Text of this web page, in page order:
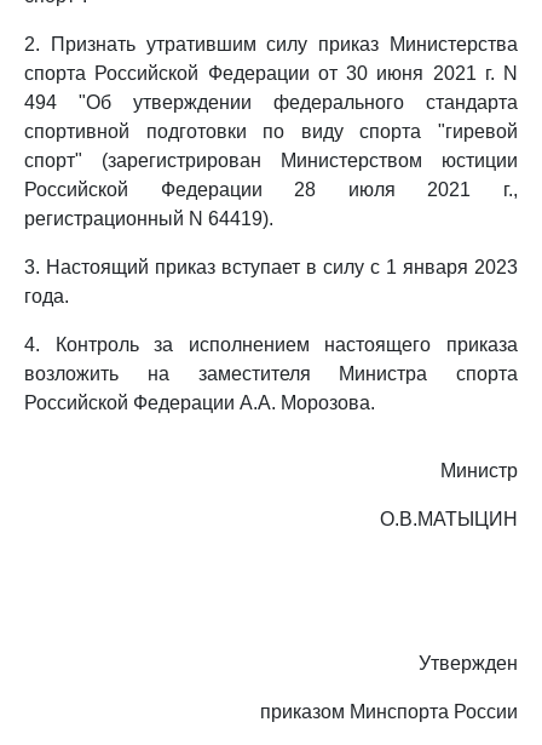
2. Признать утратившим силу приказ Министерства
спорта Российской Федерации от 30 июня 2021 г. N
494 "Об утверждении федерального стандарта
спортивной подготовки по виду спорта "гиревой
спорт" (зарегистрирован Министерством юстиции
Российской Федерации 28 июля 2021 г.,
регистрационный N 64419).
3. Настоящий приказ вступает в силу с 1 января 2023
года.
4. Контроль за исполнением настоящего приказа
возложить на заместителя Министра спорта
Российской Федерации А.А. Морозова.
Министр
О.В.МАТЫЦИН
Утвержден
приказом Минспорта России